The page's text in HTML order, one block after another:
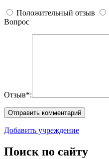
Положительный отзыв
Вопрос
Отзыв*:
Добавить учреждение
Поиск по сайту